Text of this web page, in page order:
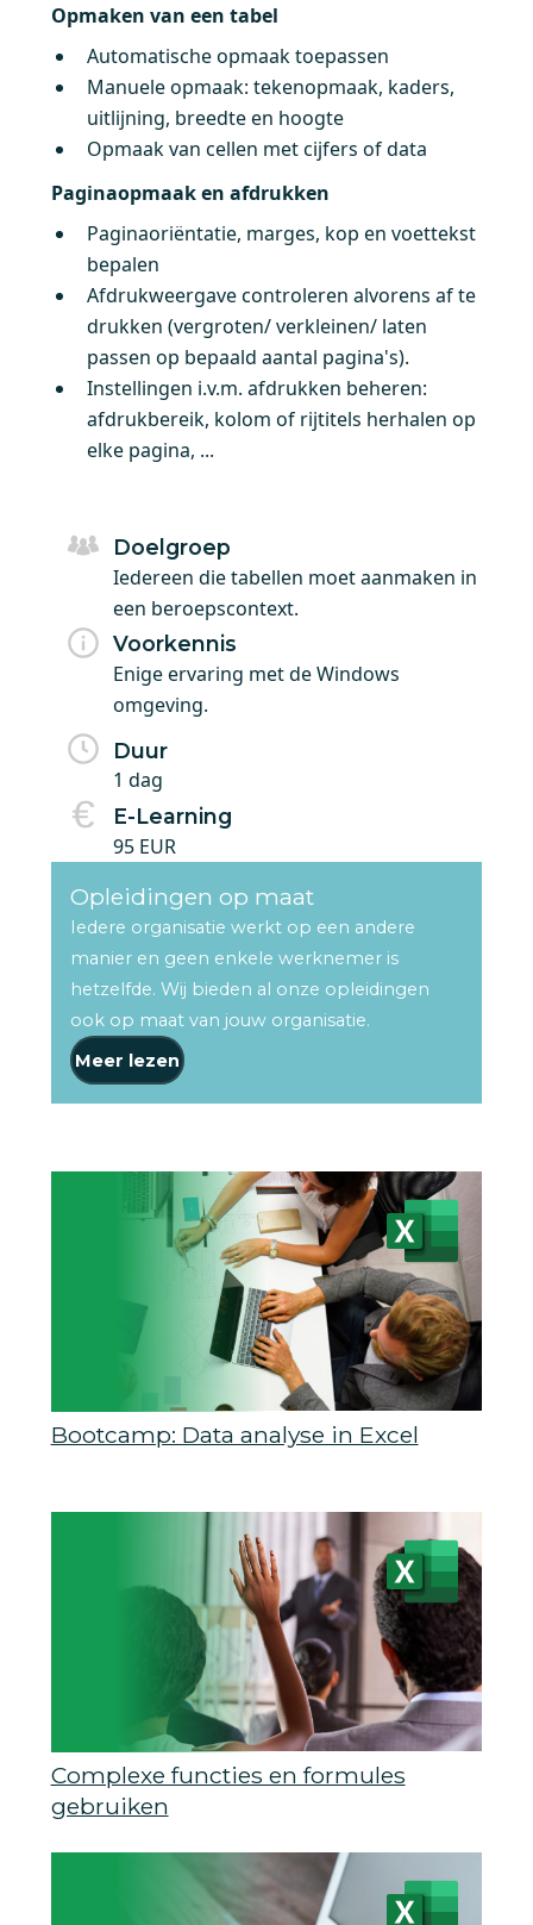
Opmaken van een tabel
Automatische opmaak toepassen
Manuele opmaak: tekenopmaak, kaders,
uitlijning, breedte en hoogte
Opmaak van cellen met cijfers of data
Paginaopmaak en afdrukken
Paginaoriëntatie, marges, kop en voettekst
bepalen
Afdrukweergave controleren alvorens af te
drukken (vergroten/ verkleinen/ laten
passen op bepaald aantal pagina's).
Instellingen i.v.m. afdrukken beheren:
afdrukbereik, kolom of rijtitels herhalen op
elke pagina, ...
Doelgroep
Iedereen die tabellen moet aanmaken in
een beroepscontext.
Voorkennis
Enige ervaring met de Windows
omgeving.
Duur
1 dag
E-Learning
95 EUR
Opleidingen op maat
Iedere organisatie werkt op een andere
manier en geen enkele werknemer is
hetzelfde. Wij bieden al onze opleidingen
ook op maat van jouw organisatie.
Meer lezen
Bootcamp: Data analyse in Excel
Complexe functies en formules
gebruiken